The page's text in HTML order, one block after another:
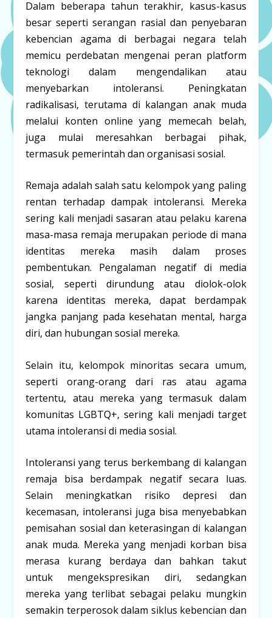
Dalam beberapa tahun terakhir, kasus-kasus
besar seperti serangan rasial dan penyebaran
kebencian agama di berbagai negara telah
memicu perdebatan mengenai peran platform
teknologi dalam mengendalikan atau
menyebarkan intoleransi. Peningkatan
radikalisasi, terutama di kalangan anak muda
melalui konten online yang memecah belah,
juga mulai meresahkan berbagai pihak,
termasuk pemerintah dan organisasi sosial.
Remaja adalah salah satu kelompok yang paling
rentan terhadap dampak intoleransi. Mereka
sering kali menjadi sasaran atau pelaku karena
masa-masa remaja merupakan periode di mana
identitas mereka masih dalam proses
pembentukan. Pengalaman negatif di media
sosial, seperti dirundung atau diolok-olok
karena identitas mereka, dapat berdampak
jangka panjang pada kesehatan mental, harga
diri, dan hubungan sosial mereka.
Selain itu, kelompok minoritas secara umum,
seperti orang-orang dari ras atau agama
tertentu, atau mereka yang termasuk dalam
komunitas LGBTQ+, sering kali menjadi target
utama intoleransi di media sosial.
Intoleransi yang terus berkembang di kalangan
remaja bisa berdampak negatif secara luas.
Selain meningkatkan risiko depresi dan
kecemasan, intoleransi juga bisa menyebabkan
pemisahan sosial dan keterasingan di kalangan
anak muda. Mereka yang menjadi korban bisa
merasa kurang berdaya dan bahkan takut
untuk mengekspresikan diri, sedangkan
mereka yang terlibat sebagai pelaku mungkin
semakin terperosok dalam siklus kebencian dan